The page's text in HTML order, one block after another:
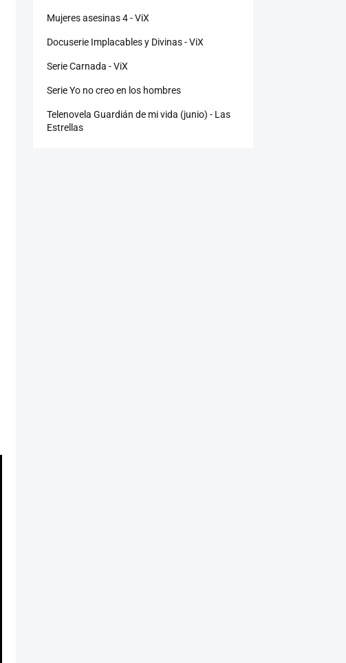
Mujeres asesinas 4 - ViX
Docuserie Implacables y Divinas - ViX
Serie Carnada - ViX
Serie Yo no creo en los hombres
Telenovela Guardián de mi vida (junio) - Las
Estrellas